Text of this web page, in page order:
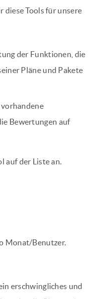
diese Tools für unsere
der Funktionen, die
Pläne und Pakete
Bewertungen auf
auf der Liste an.
Monat/Benutzer.
erschwingliches und